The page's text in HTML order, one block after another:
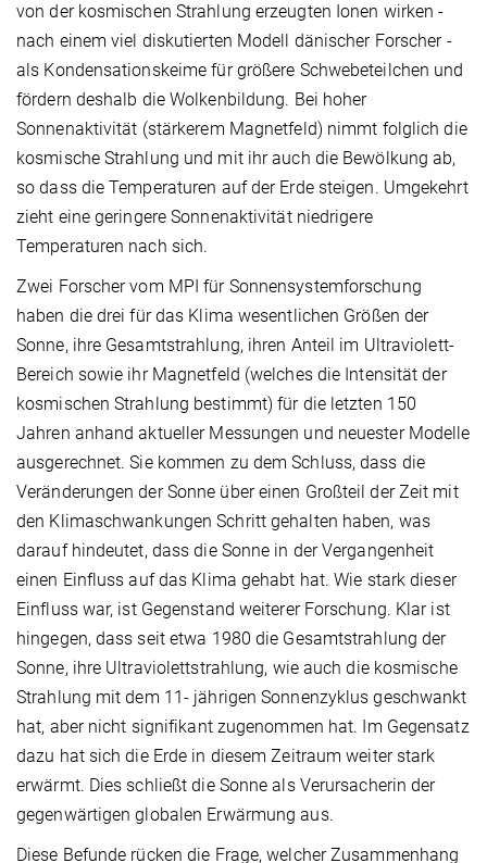
von der kosmischen Strahlung erzeugten Ionen wirken -
nach einem viel diskutierten Modell dänischer Forscher -
als Kondensationskeime für größere Schwebeteilchen und
fördern deshalb die Wolkenbildung. Bei hoher
Sonnenaktivität (stärkerem Magnetfeld) nimmt folglich die
kosmische Strahlung und mit ihr auch die Bewölkung ab,
so dass die Temperaturen auf der Erde steigen. Umgekehrt
zieht eine geringere Sonnenaktivität niedrigere
Temperaturen nach sich.
Zwei Forscher vom MPI für Sonnensystemforschung
haben die drei für das Klima wesentlichen Größen der
Sonne, ihre Gesamtstrahlung, ihren Anteil im Ultraviolett-
Bereich sowie ihr Magnetfeld (welches die Intensität der
kosmischen Strahlung bestimmt) für die letzten 150
Jahren anhand aktueller Messungen und neuester Modelle
ausgerechnet. Sie kommen zu dem Schluss, dass die
Veränderungen der Sonne über einen Großteil der Zeit mit
den Klimaschwankungen Schritt gehalten haben, was
darauf hindeutet, dass die Sonne in der Vergangenheit
einen Einfluss auf das Klima gehabt hat. Wie stark dieser
Einfluss war, ist Gegenstand weiterer Forschung. Klar ist
hingegen, dass seit etwa 1980 die Gesamtstrahlung der
Sonne, ihre Ultraviolettstrahlung, wie auch die kosmische
Strahlung mit dem 11- jährigen Sonnenzyklus geschwankt
hat, aber nicht signifikant zugenommen hat. Im Gegensatz
dazu hat sich die Erde in diesem Zeitraum weiter stark
erwärmt. Dies schließt die Sonne als Verursacherin der
gegenwärtigen globalen Erwärmung aus.
Diese Befunde rücken die Frage, welcher Zusammenhang